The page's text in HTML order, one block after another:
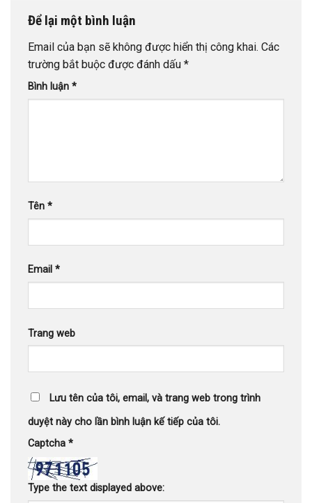
Để lại một bình luận
Email của bạn sẽ không được hiển thị công khai. Các
trường bắt buộc được đánh dấu *
Bình luận *
Tên *
Email *
Trang web
Lưu tên của tôi, email, và trang web trong trình
duyệt này cho lần bình luận kế tiếp của tôi.
Captcha *
Type the text displayed above: